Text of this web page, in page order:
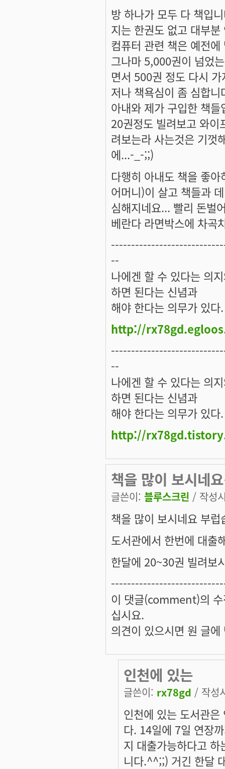
방 하나가 모두 다 책입
지는 한권도 없고 대부
컴퓨터 관련 책은 예전
그나마 5,000권이 넘었
면서 500권 정도 다시
저나 책욕심이 좀 심합
아내와 제가 구입한 책
20권정도 빌려보고 와이
려보는라 사는것은 기껏
에...-_-;;)
다행히 아내도 책을 좋
어머니)이 살고 책들과
심해지네요... 빨리 돈벌
베란다 라면박스에 차곡
--
나에겐 할 수 있다는 의
하면 된다는 신념과
해야 한다는 의무가 있다.
http://
--
나에겐 할 수 있다는 의
하면 된다는 신념과
해야 한다는 의무가 있다.
http://
책을 많이 보시네
글쓴이: 블루스크린 / 작성
책을 많이 보시네요 부럽
도서관에서 한번에 대출
한달에 20~30권 빌려보
이 댓글(comment)의
십시요.
의견이 있으시면 원 글
인천에 있는
글쓴이: rx78gd / 작성
인천에 있는 도서관
다. 14일에 7일 연장
지 대출가능하다고
니다.^^;;) 거긴 한달